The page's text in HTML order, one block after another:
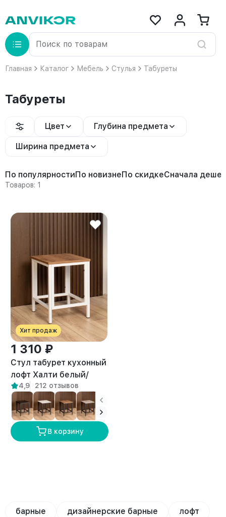
Главная Каталог Мебель Стулья Табуреты
Табуреты
Цвет Глубина предмета
Ширина предмета
По популярностиПо новизнеПо скидкеСначала
Товаров: 1
Хит продаж
1 310 ₽
Стул табурет кухонный
лофт Халти белый/
амаретто
4,9 212 отзывов
В корзину
барные дизайнерские барные лофт